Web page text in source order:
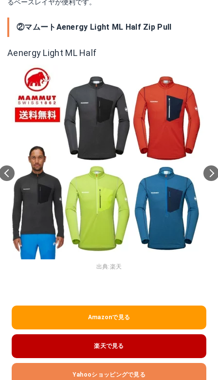
るベースレイヤが便利です。
②マムートAenergy Light ML Half Zip Pull
Aenergy Light ML Half
出典:楽天
Amazonで見る
楽天で見る
Yahooショッピングで見る